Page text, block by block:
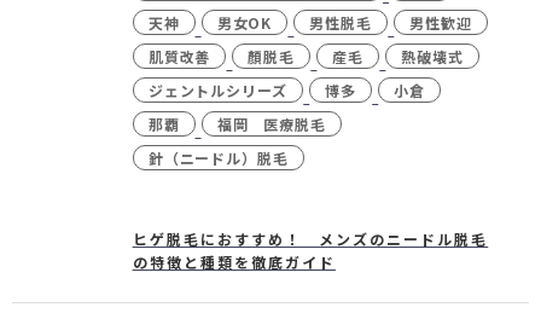
天神
男女OK 男性脱毛
男性歓迎
肌質改善
顏脱毛 産毛
熱破壊式
ジェントルシリーズ
博多
小倉
那覇
福岡 医療脱毛
針（ニードル）脱毛
ヒゲ脱毛におすすめ！ メンズのニードル脱毛
の特徴と種類を徹底ガイド